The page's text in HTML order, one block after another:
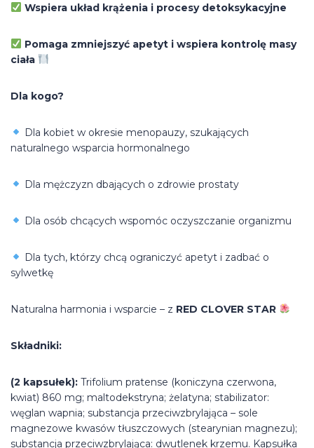
Wspiera układ krążenia i procesy detoksykacyjne
Pomaga zmniejszyć apetyt i wspiera kontrolę masy
ciała
Dla kogo?
Dla kobiet w okresie menopauzy, szukających
naturalnego wsparcia hormonalnego
Dla mężczyzn dbających o zdrowie prostaty
Dla osób chcących wspomóc oczyszczanie organizmu
Dla tych, którzy chcą ograniczyć apetyt i zadbać o
sylwetkę
Naturalna harmonia i wsparcie – z RED CLOVER STAR
Składniki:
(2 kapsułek): Trifolium pratense (koniczyna czerwona,
kwiat) 860 mg; maltodekstryna; żelatyna; stabilizator:
węglan wapnia; substancja przeciwzbrylająca – sole
magnezowe kwasów tłuszczowych (stearynian magnezu);
substancja przeciwzbrylająca: dwutlenek krzemu. Kapsułka